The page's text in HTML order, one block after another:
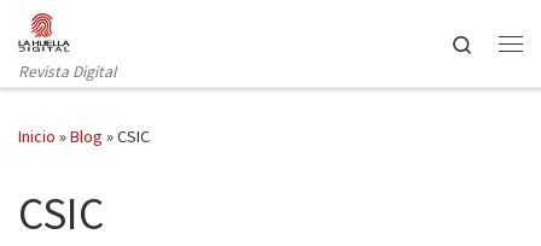
Saltar al contenido
Revista Digital
Search
Inicio »Blog »CSIC
CSIC